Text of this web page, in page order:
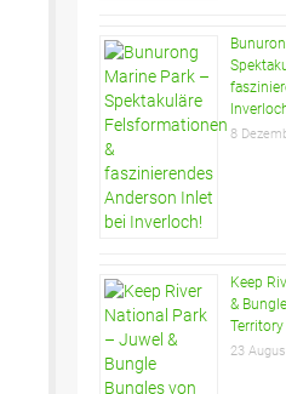
8
Keep
&
Territory
23